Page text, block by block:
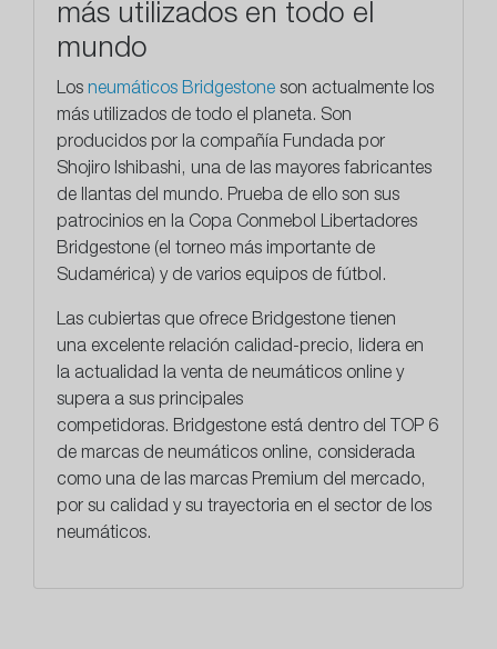
más utilizados en todo el
mundo
Los neumáticos Bridgestone son actualmente los
más utilizados de todo el planeta. Son
producidos por la compañía Fundada por
Shojiro Ishibashi, una de las mayores fabricantes
de llantas del mundo. Prueba de ello son sus
patrocinios en la Copa Conmebol Libertadores
Bridgestone (el torneo más importante de
Sudamérica) y de varios equipos de fútbol.
Las cubiertas que ofrece Bridgestone tienen
una excelente relación calidad-precio, lidera en
la actualidad la venta de neumáticos online y
supera a sus principales
competidoras. Bridgestone está dentro del TOP 6
de marcas de neumáticos online, considerada
como una de las marcas Premium del mercado,
por su calidad y su trayectoria en el sector de los
neumáticos.